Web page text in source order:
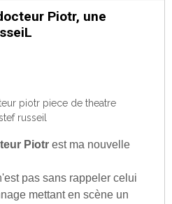
Piotr, une
Piotr est ma nouvelle
pas sans rappeler celui
mettant en scène un